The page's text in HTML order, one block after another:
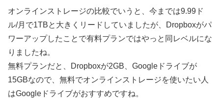
オンラインストレージの比較でいうと、今までは9.99ド
ル/月で1TBと大きくリードしていましたが、Dropboxがパ
ワーアップしたことで有料プランではやっと同レベルにな
りましたね。
無料プランだと、Dropboxが2GB、Googleドライブが
15GBなので、無料でオンラインストレージを使いたい人
はGoogleドライブがおすすめですね。